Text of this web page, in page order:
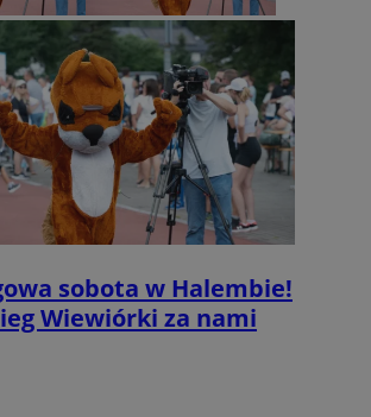
sobota w Halembie!
Wiewiórki za nami